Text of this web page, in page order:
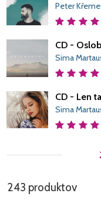
Peter
CD -
Sima
CD - Len
Sima
243 produktov